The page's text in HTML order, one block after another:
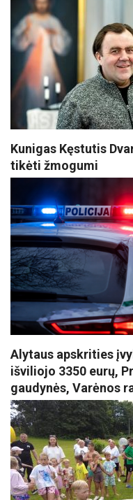
Kunigas Kęstutis
tikėti žmogumi
Alytaus apskrities
išviliojo 3350 eurų,
gaudynės, Varėnos